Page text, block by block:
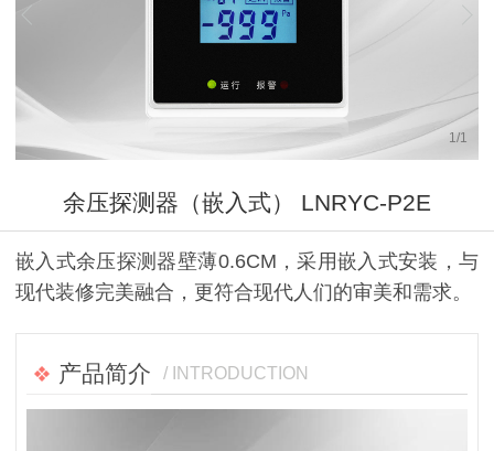
1 /1
余压探测器（嵌入式） LNRYC-P2E
嵌入式余压探测器壁薄0.6CM，采用嵌入式安装，与
现代装修完美融合，更符合现代人们的审美和需求。
产品简介 / INTRODUCTION